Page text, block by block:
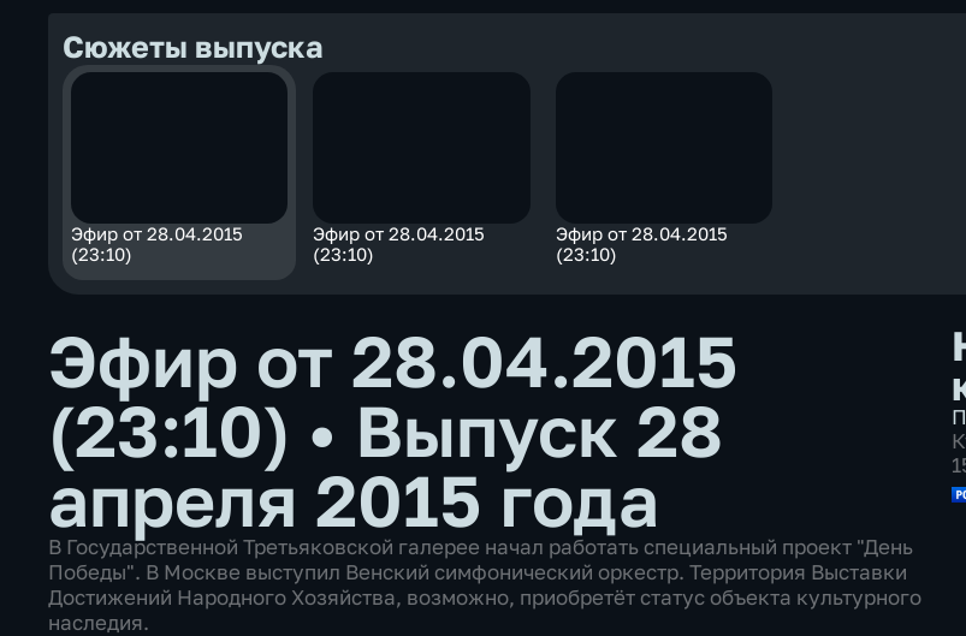
Сюжеты выпуска
Эфир от 28.04.2015
(23:10)
Эфир от 28.04.2015
(23:10)
Эфир от 28.04.2015
(23:10)
Эфир от 28.04.2015
(23:10) • Выпуск 28
апреля 2015 года
В Государственной Третьяковской галерее начал работать специальный проект "День
Победы". В Москве выступил Венский симфонический оркестр. Территория Выставки
Достижений Народного Хозяйства, возможно, приобретёт статус объекта культурного
наследия.